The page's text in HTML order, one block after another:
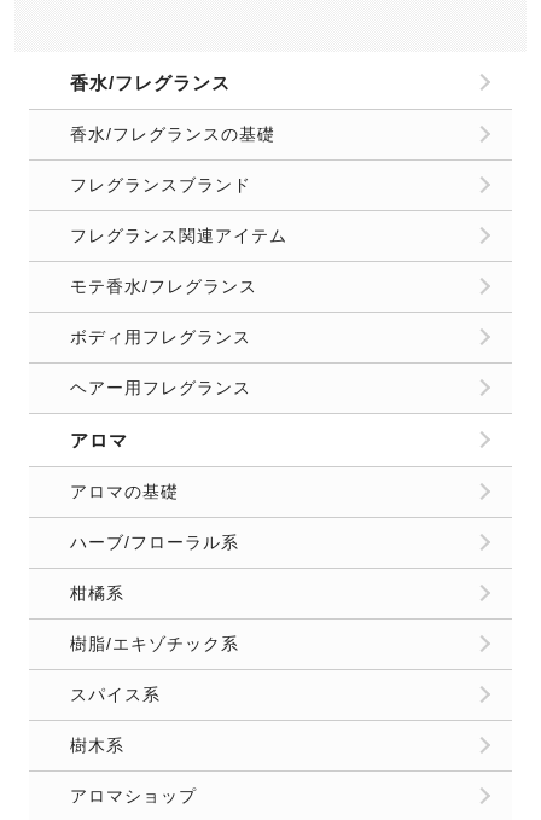
香水/フレグランス
香水/フレグランスの基礎
フレグランスブランド
フレグランス関連アイテム
モテ香水/フレグランス
ボディ用フレグランス
ヘアー用フレグランス
アロマ
アロマの基礎
ハーブ/フローラル系
柑橘系
樹脂/エキゾチック系
スパイス系
樹木系
アロマショップ